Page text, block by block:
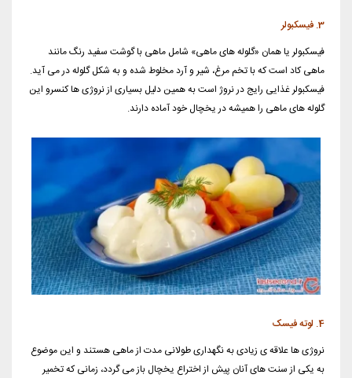
3. فیسکبولر
فیسکبولر یا همان «گلوله های ماهی» شامل ماهی با گوشت سفید رنگ مانند
ماهی کاد است که با تخم مرغ، شیر و آرد مخلوط شده و به شکل گلوله در می آید.
فیسکبولر غذایی رایج در نروژ است به همین دلیل بسیاری از نروژی ها کنسرو این
گلوله های ماهی را همیشه در یخچال خود آماده دارند.
4. لوته فیسک
نروژی ها علاقه ی زیادی به نگهداری طولانی مدت از ماهی هستند و این موضوع
به یکی از سنت های آنان پیش از اختراع یخچال باز می گردد، زمانی که تخمیر